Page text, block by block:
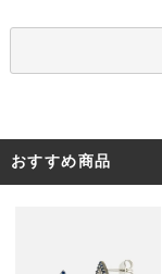
おすすめ商品